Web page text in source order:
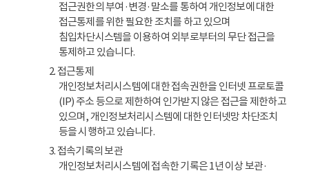
접근권한의 부여·변경·말소를 통하여 개인정보에 대한
접근통제를 위한 필요한 조치를 하고 있으며
침입차단시스템을 이용하여 외부로부터의 무단 접근을
통제하고 있습니다.
2. 접근통제
개인정보처리시스템에 대한 접속권한을 인터넷 프로토콜
(IP) 주소 등으로 제한하여 인가받지 않은 접근을 제한하고
있으며, 개인정보처리시스템에 대한 인터넷망 차단조치
등을 시행하고 있습니다.
3. 접속기록의 보관
개인정보처리시스템에 접속한 기록은 1년 이상 보관·